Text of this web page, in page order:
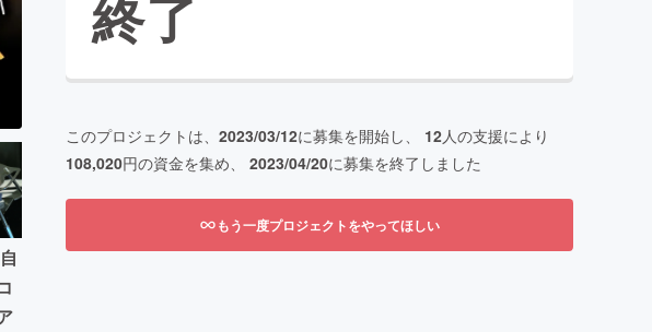
ュニティ 終了
このプロジェクトは、 2023/03/12に募集を開始し、 12人の支援により
108,020円の資金を集め、 2023/04/20に募集を終了しました
もう一度プロジェクトをやってほしい